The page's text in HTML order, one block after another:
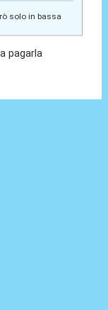
solo in bassa
pagarla